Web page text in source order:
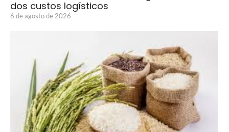
dos custos logísticos
6 de agosto de 2026